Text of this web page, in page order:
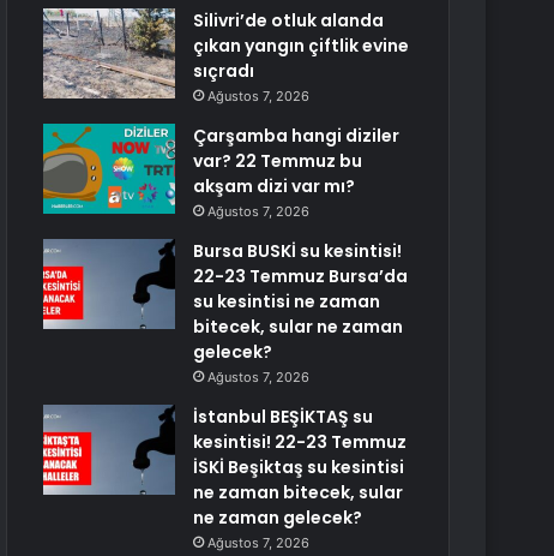
Silivri’de otluk alanda
çıkan yangın çiftlik evine
sıçradı
Ağustos 7, 2026
Çarşamba hangi diziler
var? 22 Temmuz bu
akşam dizi var mı?
Ağustos 7, 2026
Bursa BUSKİ su kesintisi!
22-23 Temmuz Bursa’da
su kesintisi ne zaman
bitecek, sular ne zaman
gelecek?
Ağustos 7, 2026
İstanbul BEŞİKTAŞ su
kesintisi! 22-23 Temmuz
İSKİ Beşiktaş su kesintisi
ne zaman bitecek, sular
ne zaman gelecek?
Ağustos 7, 2026